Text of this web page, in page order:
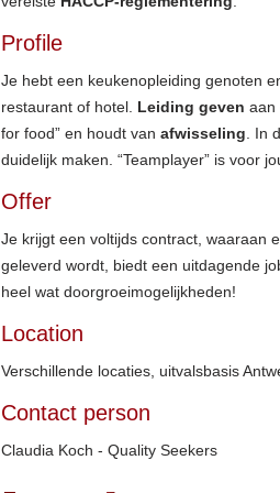
Profile
Je hebt een keukenopleiding genoten
restaurant of hotel. Leiding geven aan
for food” en houdt van afwisseling . In
duidelijk maken. “Teamplayer” is voor
Offer
Je krijgt een voltijds contract, waaraan
geleverd wordt, biedt een uitdagende
heel wat doorgroeimogelijkheden!
Location
Verschillende locaties, uitvalsbasis
Contact person
Claudia Koch - Quality Seekers